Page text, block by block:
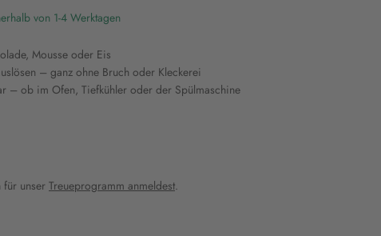
von 1-4 Werktagen
Mousse oder Eis
– ganz ohne Bruch oder Kleckerei
– ob im Ofen, Tiefkühler oder der Spülmaschine
für unser Treueprogramm anmeldest.